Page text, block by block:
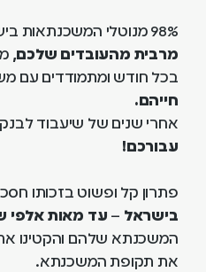
98% מנוטלי המשכנתאות בישראל –
מרבית מהעובדים שלכם,
בכל חודש ומתמודדים עם
חייהם.
אחרי שנים של שיעבוד
עבורכם!
פתרון קל ופשוט בזכותו
בישראל – עד מאות אלפי
המשכנתא שלהם והקטינו
את תקופת המשכנתא.